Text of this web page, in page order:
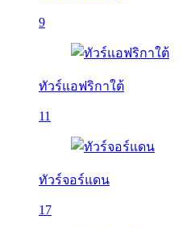
9
ทัวร์แอฟริกาใต้
11
ทัวร์จอร์แดน
17